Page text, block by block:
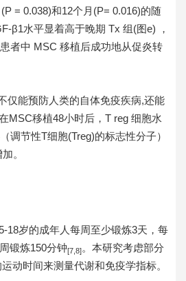
= 0.038)和12个月(P= 0.016)的随
β1水平显着高于晚期 Tx 组(图e) ，
者中 MSC 移植后成功地从促炎转
仅能预防人类的自体免疫疾病,还能
MSC移植48小时后，T reg 细胞水
调节性T细胞(Treg)的标志性分子）
。
18岁的成年人每周至少锻炼3天，每
锻炼150分钟[7,8]。本研究考虑部分
动时间来测量代谢和免疫学指标。